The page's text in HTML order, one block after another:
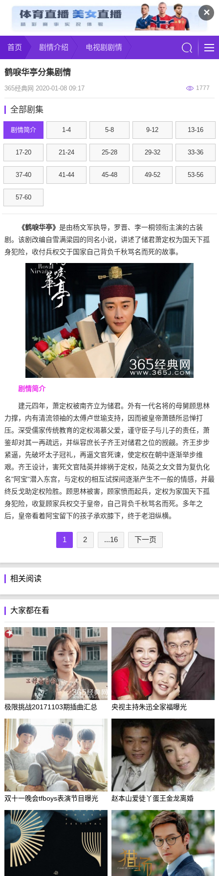
✕
首页 剧情介绍 电视剧剧情
鹤唳华亭分集剧情
1777
365经典网 2020-01-08 09:17
全部剧集
剧情简介 1-4 5-8 9-12 13-16
17-20 21-24 25-28 29-32 33-36
37-40 41-44 45-48 49-52 53-56
57-60
《鹤唳华亭》 是由杨文军执导，罗晋、李一桐领衔主演的古装
剧。该剧改编自雪满梁园的同名小说，讲述了储君萧定权为国天下孤
身犯险，收付兵权交于国家自己背负千秋骂名而死的故事。
剧情简介
建元四年，萧定权被南齐立为储君。外有一代名将的母舅顾思林
力撑，内有清流领袖的太傅卢世瑜支持，因而被皇帝萧赜所忌惮打
压。深受儒家传统教育的定权渴慕父爱，谨守臣子与儿子的责任，萧
鉴却对其一再疏远，并纵容庶长子齐王对储君之位的觊觎。齐王步步
紧逼，先破坏太子冠礼，再逼文官死谏，使定权在朝中逐渐举步维
艰。齐王设计，害死文官陆英并嫁祸于定权，陆英之女文昔为复仇化
名"阿宝"潜入东宫，与定权的相互试探间逐渐产生不一般的情感，并最
终反戈助定权险胜。顾思林被害，顾家愤而起兵，定权为家国天下孤
身犯险，收复顾家兵权交于皇帝，自己背负千秋骂名而死。多年之
后，皇帝看着阿宝留下的孩子承欢膝下，终于老泪纵横。
1 2 ...16 下一页
相关阅读
大家都在看
极限挑战20171103期插曲汇总 央视主持朱迅全家福曝光
双十一晚会tfboys表演节目曝光 赵本山爱徒丫蛋王金龙离婚